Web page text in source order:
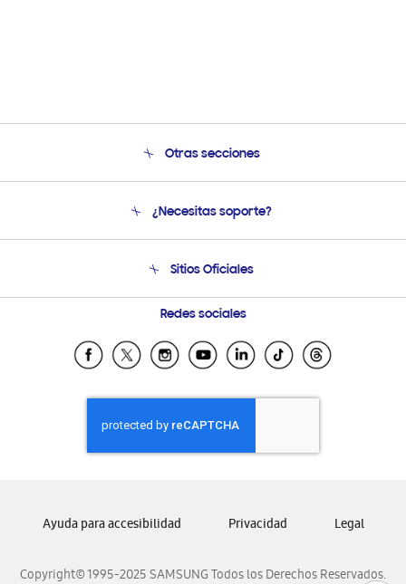
Otras secciones
Soporte
Condiciones de Compra
¿Necesitas soporte?
Soporte vía eMail
Preguntas Frecuentes
Sitios Oficiales
Samsung Costa Rica
Samsung Ecuador
Samsung El Salvador
Samsung Guatemala
Samsung Honduras
Samsung Nicaragua
Samsung Venezuela
Redes sociales
Copyright© 1995-2025 SAMSUNG Todos los Derechos Reservados.
Ayuda para accesibilidad Privacidad Legal